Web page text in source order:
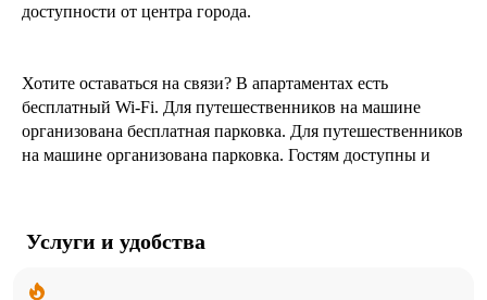
доступности от центра города.
Хотите оставаться на связи? В апартаментах есть
бесплатный Wi-Fi. Для путешественников на машине
организована бесплатная парковка. Для путешественников
на машине организована парковка. Гостям доступны и
английском и русском.
Услуги и удобства